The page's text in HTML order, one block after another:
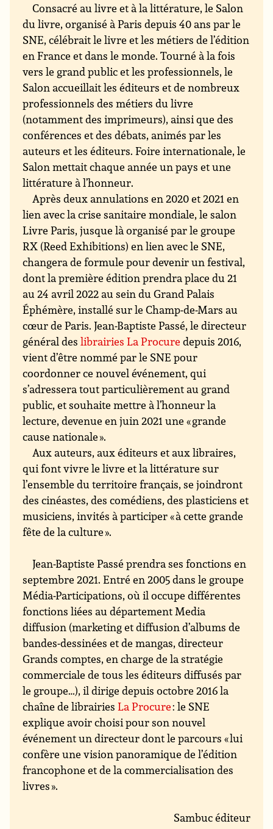
Consacré au livre et à la littérature, le Salon
du livre, organisé à Paris depuis 40 ans par le
SNE, célébrait le livre et les métiers de l’édition
en France et dans le monde. Tourné à la fois
vers le grand public et les professionnels, le
Salon accueillait les éditeurs et de nombreux
professionnels des métiers du livre
(notamment des imprimeurs), ainsi que des
conférences et des débats, animés par les
auteurs et les éditeurs. Foire internationale, le
Salon mettait chaque année un pays et une
littérature à l’honneur.
Après deux annulations en 2020 et 2021 en
lien avec la crise sanitaire mondiale, le salon
Livre Paris, jusque là organisé par le groupe
RX (Reed Exhibitions) en lien avec le SNE,
changera de formule pour devenir un festival,
dont la première édition prendra place du 21
au 24 avril 2022 au sein du Grand Palais
Éphémère, installé sur le Champ-de-Mars au
cœur de Paris. Jean-Baptiste Passé, le directeur
général deslibrairies La Procure depuis 2016,
vient d’être nommé par le SNE pour
coordonner ce nouvel événement, qui
s’adressera tout particulièrement au grand
public, et souhaite mettre à l’honneur la
lecture, devenue en juin 2021 une « grande
cause nationale ».
Aux auteurs, aux éditeurs et aux libraires,
qui font vivre le livre et la littérature sur
l’ensemble du territoire français, se joindront
des cinéastes, des comédiens, des plasticiens et
musiciens, invités à participer « à cette grande
fête de la culture ».
Jean-Baptiste Passé prendra ses fonctions en
septembre 2021. Entré en 2005 dans le groupe
Média-Participations, où il occupe différentes
fonctions liées au département Media
diffusion (marketing et diffusion d’albums de
bandes-dessinées et de mangas, directeur
Grands comptes, en charge de la stratégie
commerciale de tous les éditeurs diffusés par
le groupe…), il dirige depuis octobre 2016 la
chaîne de librairiesLa Procure: le SNE
explique avoir choisi pour son nouvel
événement un directeur dont le parcours « lui
confère une vision panoramique de l’édition
francophone et de la commercialisation des
livres ».
Sambuc éditeur